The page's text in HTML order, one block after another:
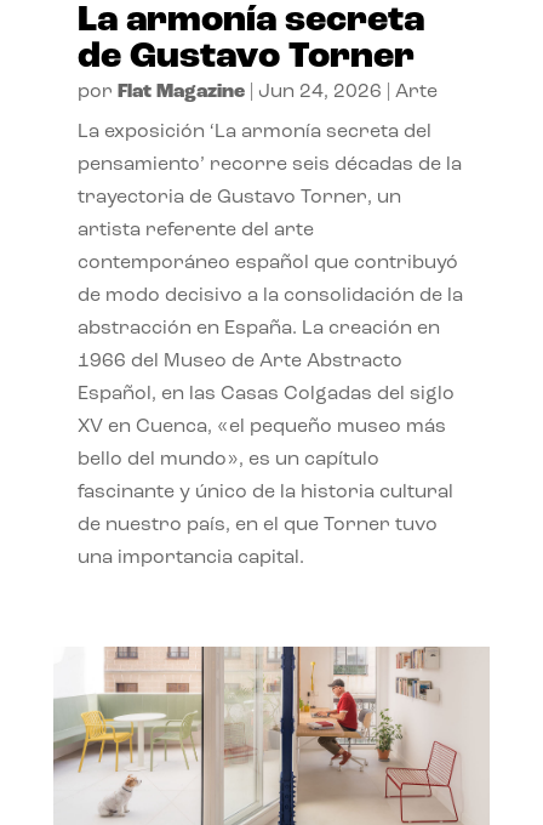
La armonía secreta
de Gustavo Torner
por Flat Magazine| Jun 24, 2026 Arte
La exposición ‘La armonía secreta del
pensamiento’ recorre seis décadas de la
trayectoria de Gustavo Torner, un
artista referente del arte
contemporáneo español que contribuyó
de modo decisivo a la consolidación de la
abstracción en España. La creación en
1966 del Museo de Arte Abstracto
Español, en las Casas Colgadas del siglo
XV en Cuenca, «el pequeño museo más
bello del mundo», es un capítulo
fascinante y único de la historia cultural
de nuestro país, en el que Torner tuvo
una importancia capital.